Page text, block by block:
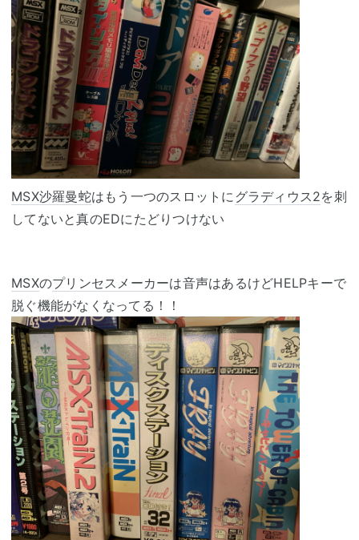
MSX沙羅曼蛇はもう一つのスロットに グラディウス2を刺
してないと真のEDにたどりつけない
MSXのプリンセスメーカーは音声はあるけどHELPキーで
脱ぐ機能がなくなってる！！